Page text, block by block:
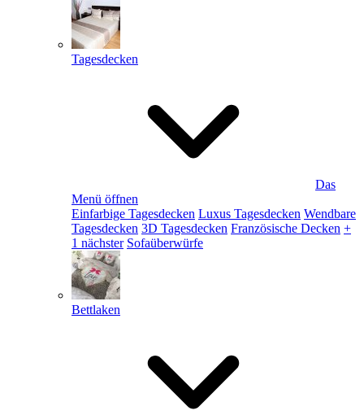
Tagesdecken
Das
Menü öffnen
Einfarbige Tagesdecken Luxus Tagesdecken Wendbare
Tagesdecken 3D Tagesdecken Französische Decken +
1 nächster Sofaüberwürfe
Bettlaken